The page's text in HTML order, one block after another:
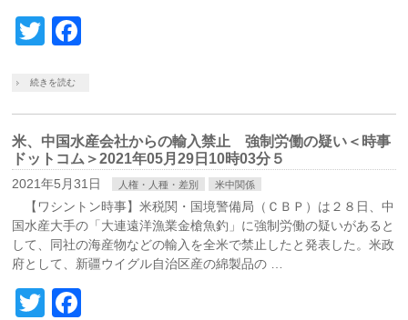
Twitter
続きを読む
米、中国水産会社からの輸入禁止 強制労働の疑い＜時事
ドットコム＞2021年05月29日10時03分５
2021年5月31日 人権・人種・差別 米中関係
【ワシントン時事】米税関・国境警備局（ＣＢＰ）は２８日、中
国水産大手の「大連遠洋漁業金槍魚釣」に強制労働の疑いがあると
して、同社の海産物などの輸入を全米で禁止したと発表した。米政
府として、新疆ウイグル自治区産の綿製品の …
Twitter